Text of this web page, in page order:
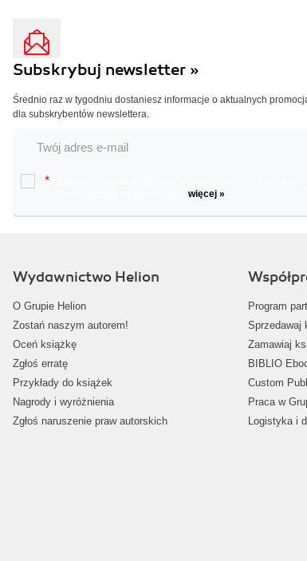
Subskrybuj newsletter »
Średnio raz w tygodniu dostaniesz informacje o aktualnych
dla subskrybentów newslettera.
*
więcej »
Wydawnictwo Helion
O Grupie Helion
Zostań naszym autorem!
Oceń książkę
Zgłoś erratę
Przykłady do książek
Nagrody i wyróżnienia
Zgłoś naruszenie praw autorskich
Program
Sprzedawaj
Zamawiaj
BIBLIO
Custom
Praca w
Logistyka i